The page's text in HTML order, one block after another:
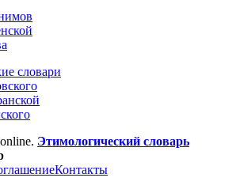
словари
Этимологический словарь
Контакты